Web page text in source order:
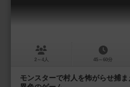
2～4人 45～60分
モンスターで村人を怖がらせ捕